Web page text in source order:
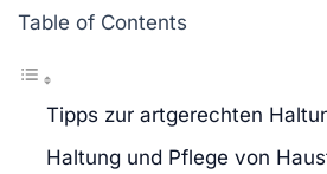
Table of Contents
Tipps zur artgerechten
Haltung und Pflege von